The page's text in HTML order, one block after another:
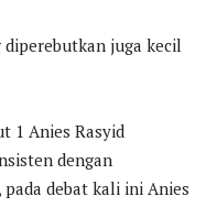
diperebutkan juga kecil
1 Anies Rasyid
dengan
debat kali ini Anies